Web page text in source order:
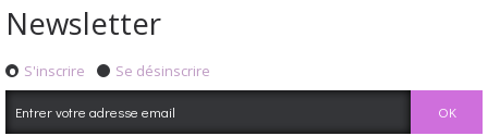
Newsletter
S'inscrire Se désinscrire